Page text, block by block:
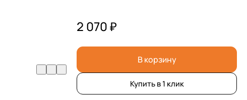
2 070 ₽
В корзину
Купить в 1 клик